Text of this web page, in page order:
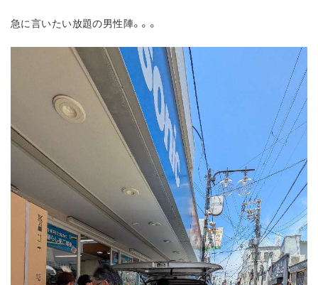
急に言いたい放題の男性陣。。。